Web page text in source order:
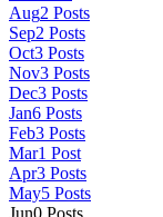
Aug2 Posts
Sep2 Posts
Oct3 Posts
Nov3 Posts
Dec3 Posts
Jan6 Posts
Feb3 Posts
Mar1 Post
Apr3 Posts
May5 Posts